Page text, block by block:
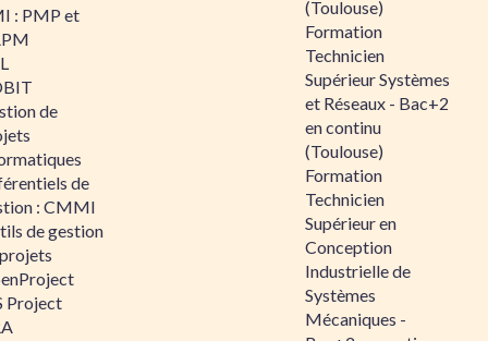
: PMP et
de
de
: CMMI
de gestion
Project
(Toulouse)
Formation
Technicien
Supérieur Systèmes
et Réseaux - Bac+2
en continu
(Toulouse)
Formation
Technicien
Supérieur en
Conception
Industrielle de
Systèmes
Mécaniques -